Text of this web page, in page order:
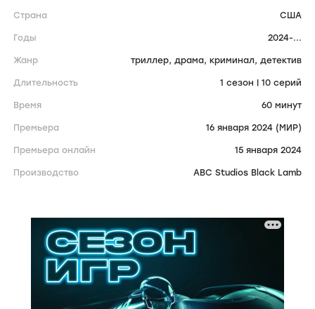
Страна США
Годы 2024-...
Жанр триллер, драма, криминал, детектив
Длительность 1 сезон | 10 серий
Время 60 минут
Премьера 16 января 2024 (МИР)
Премьера онлайн 15 января 2024
Производство ABC Studios Black Lamb